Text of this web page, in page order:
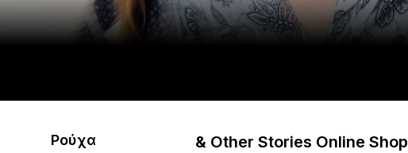
Ρούχα & Other Stories Online Shop